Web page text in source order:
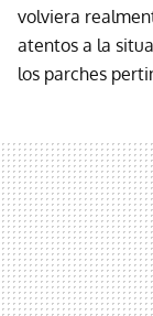
volviera
atentos a la
los parches